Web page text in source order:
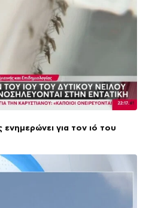
ενημερώνει για τον ιό του